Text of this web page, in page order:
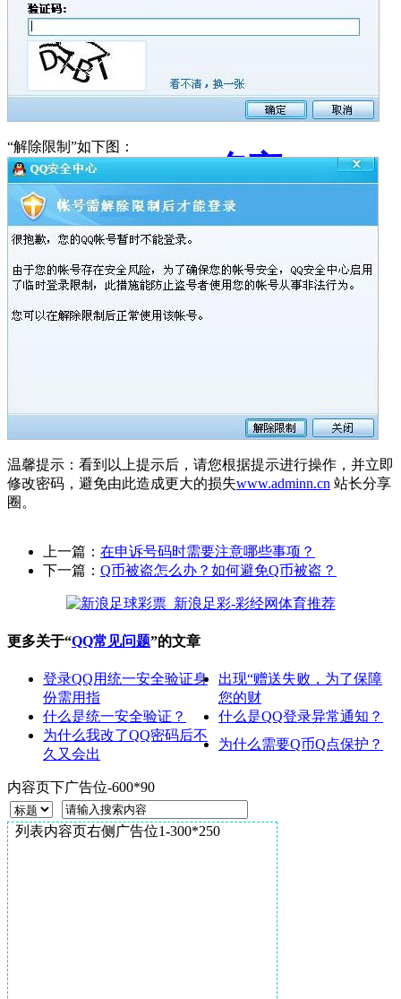
论文
作文
名言
“解除限制”如下图：
温馨提示：看到以上提示后，请您根据提示进行操作，并立即
修改密码，避免由此造成更大的损失www.adminn.cn 站长分享
圈。
上一篇： 在申诉号码时需要注意哪些事项？
下一篇： Q币被盗怎么办？如何避免Q币被盗？
更多关于“QQ常见问题”的文章
登录QQ用统一安全验证身
份需用指
出现“赠送失败，为了保障
您的财
什么是统一安全验证？
什么是QQ登录异常通知？
为什么我改了QQ密码后不
久又会出
为什么需要Q币Q点保护？
内容页下广告位-600*90
列表内容页右侧广告位1-300*250